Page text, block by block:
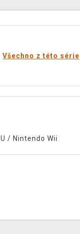
Všechno z této série
/ Nintendo Wii